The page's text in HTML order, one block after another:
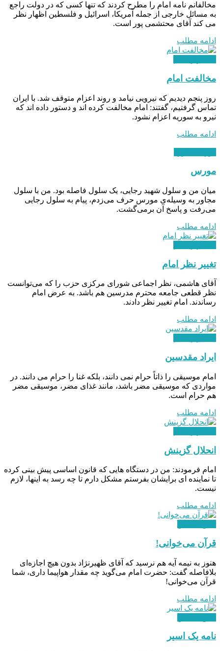
مخالفانم نامه امام را مطرح کردند که تنها کسی که در دولت راجع
به مسائل خارجی از جمله آمریکا، اسرائیل و فلسطین اظهار نظر
می کند آقای محتشمی پور است.
ادامه مطلب
مخالفت امام
روز پنجم دیدیم که نیرویی نیامد و روند اعزام متوقف شد. با ایران
تماس گرفتیم، گفتند: امام مخالفت کرده اند و دستور داده اند که
نیرو به‌ سوریه اعزام نشود.
ادامه مطلب
مورس
میان من و سلول شهید رجایی، یک سلول فاصله بود. من با سلول
مجاور به وسیله‌ی مورس حرف می‌زدم، پیام به سلول رجایی
می‌رفت و پاسخ آن برمی‌گشت.
ادامه مطلب
تغییر نظر امام
آقای هاشمی، نظر اجماعی شورای مرکزی حزب را که می‌توانست
نظر قطعی جامعه محترم مدرسین هم باشد. به عرض امام
رساندند. امام تغییر نظر دادند.
ادامه مطلب
ایراد مقدسین
امام موسیقی را ذاتاً حرام نمی دانند، بلکه غنا را حرام می دانند. در
مواردی که موسیقی مضر باشد، مانند غذای مضر، موسیقی مضر
هم حرام است.
ادامه مطلب
انحلال گزینش
امام فرمودند: من در دستگاه هایی که قانون اساسی پیش بینی کرده
تا نماینده ای برایشان بفرستم مشکل دارم تا چه رسد به اینها، لازم
نیست.
ادامه مطلب
قرآن می‌خوانی!
هنوز به نیمه‌ آیه هم نرسید که آقای ظهیرنژاد بدون هیچ اجازه‌ای
بلافاصله گفت: حضرت امام می‌گوید چه مقدار هواپیما داری، شما
قرآن می‌خوانی!
ادامه مطلب
نامه یک اسیر